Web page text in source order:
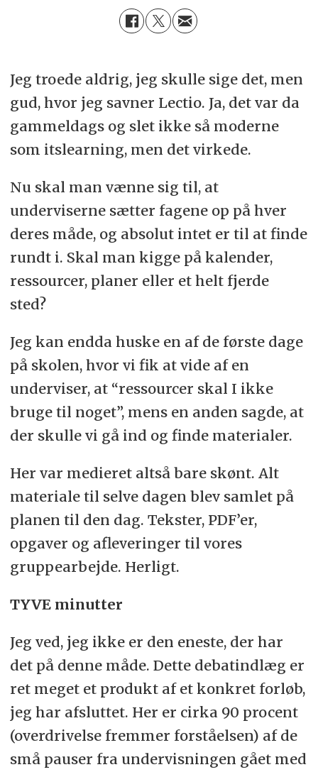
Jeg troede aldrig, jeg skulle sige det, men
gud, hvor jeg savner Lectio. Ja, det var da
gammeldags og slet ikke så moderne
som itslearning, men det virkede.
Nu skal man vænne sig til, at
underviserne sætter fagene op på hver
deres måde, og absolut intet er til at finde
rundt i. Skal man kigge på kalender,
ressourcer, planer eller et helt fjerde
sted?
Jeg kan endda huske en af de første dage
på skolen, hvor vi fik at vide af en
underviser, at “ressourcer skal I ikke
bruge til noget”, mens en anden sagde, at
der skulle vi gå ind og finde materialer.
Her var medieret altså bare skønt. Alt
materiale til selve dagen blev samlet på
planen til den dag. Tekster, PDF’er,
opgaver og afleveringer til vores
gruppearbejde. Herligt.
TYVE minutter
Jeg ved, jeg ikke er den eneste, der har
det på denne måde. Dette debatindlæg er
ret meget et produkt af et konkret forløb,
jeg har afsluttet. Her er cirka 90 procent
(overdrivelse fremmer forståelsen) af de
små pauser fra undervisningen gået med